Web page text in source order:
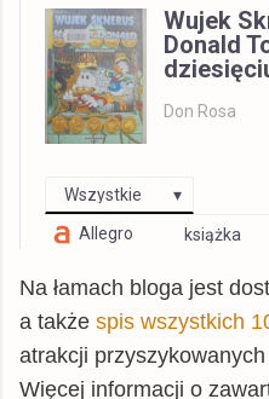
Wujek
Donald
Don Rosa
Wszystkie
Allegro
książka
Na łamach bloga jest
a także spis wszystkich
atrakcji
Więcej informacji o